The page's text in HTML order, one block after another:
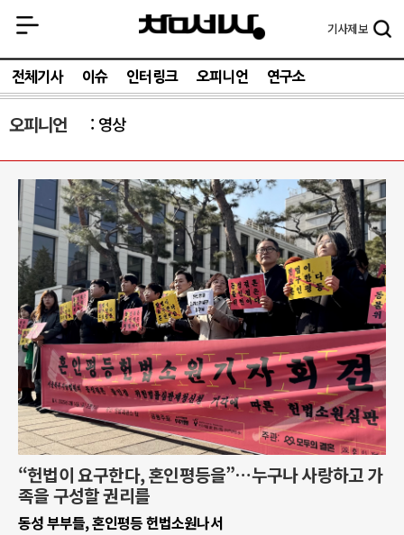
기사제보
전체기사 이슈 인터링크 오피니언 연구소
오피니언 영상
“헌법이 요구한다, 혼인평등을”…누구나 사랑하고 가
족을 구성할 권리를
동성 부부들, 혼인평등 헌법소원나서